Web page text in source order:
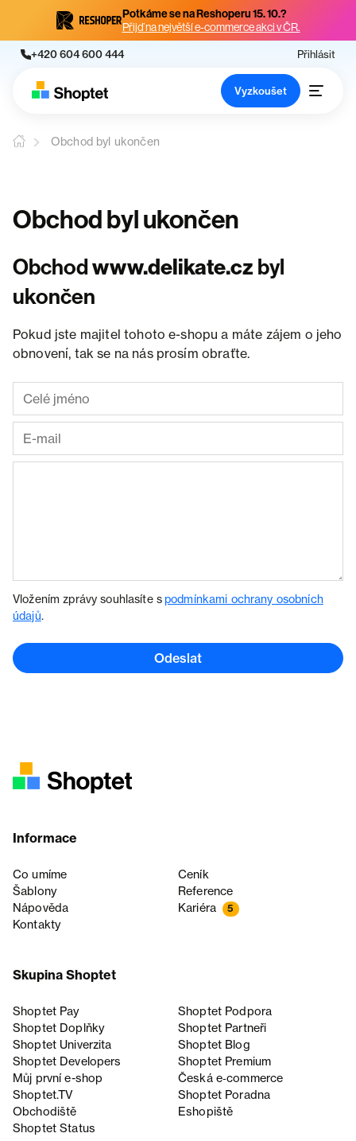
Potkáme se na Reshoperu 15. 10.?
Přijď na největší e-commerce akci v ČR.
+420 604 600 444 Přihlásit
Vyzkoušet
Obchod byl ukončen
Obchod byl ukončen
Obchodwww.delikate.cz byl
ukončen
Pokud jste majitel tohoto e-shopu a máte zájem o jeho
obnovení, tak se na nás prosím obraťte.
Vložením zprávy souhlasíte spodmínkami ochrany osobních
údajů.
Odeslat
Informace
Co umíme
Ceník
Šablony
Reference
Nápověda
Kariéra 5
Kontakty
Skupina Shoptet
Shoptet Pay
Shoptet Podpora
Shoptet Doplňky
Shoptet Partneři
Shoptet Univerzita
Shoptet Blog
Shoptet Developers
Shoptet Premium
Můj první e-shop
Česká e‑commerce
Shoptet.TV
Shoptet Poradna
Obchodiště
Eshopiště
Shoptet Status